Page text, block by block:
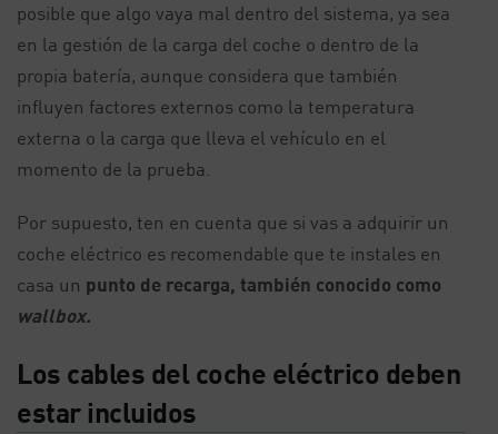
posible que algo vaya mal dentro del sistema, ya sea
en la gestión de la carga del coche o dentro de la
propia batería, aunque considera que también
influyen factores externos como la temperatura
externa o la carga que lleva el vehículo en el
momento de la prueba.
Por supuesto, ten en cuenta que si vas a adquirir un
coche eléctrico es recomendable que te instales en
casa un punto de recarga, también conocido como
wallbox.
Los cables del coche eléctrico deben
estar incluidos